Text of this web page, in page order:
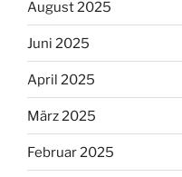
August 2025
Juni 2025
April 2025
März 2025
Februar 2025